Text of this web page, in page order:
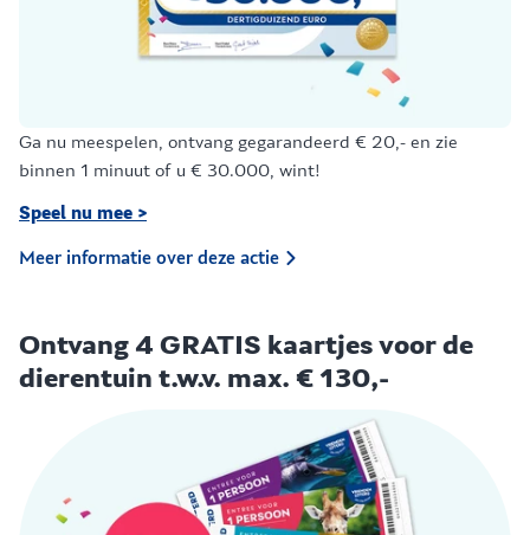
Ga nu meespelen, ontvang gegarandeerd € 20,- en zie
binnen 1 minuut of u € 30.000, wint!
Speel nu mee >
Meer informatie over deze actie
Ontvang 4 GRATIS kaartjes voor de
dierentuin t.w.v. max. € 130,-